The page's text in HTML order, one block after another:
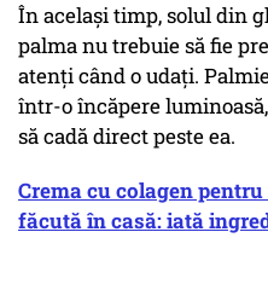
În același timp, solul din
palma nu trebuie să fie
atenți când o udați.
într-o încăpere
să cadă direct peste ea.
Crema cu colagen
făcută în casă: iată